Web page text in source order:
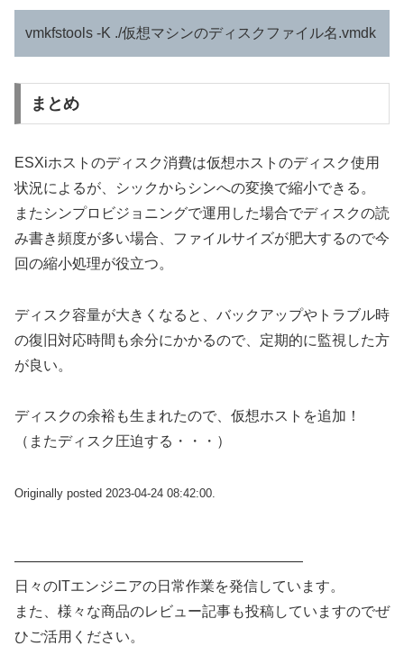
vmkfstools -K ./仮想マシンのディスクファイル名.vmdk
まとめ
ESXiホストのディスク消費は仮想ホストのディスク使用
状況によるが、シックからシンへの変換で縮小できる。
またシンプロビジョニングで運用した場合でディスクの読
み書き頻度が多い場合、ファイルサイズが肥大するので今
回の縮小処理が役立つ。
ディスク容量が大きくなると、バックアップやトラブル時
の復旧対応時間も余分にかかるので、定期的に監視した方
が良い。
ディスクの余裕も生まれたので、仮想ホストを追加！
（またディスク圧迫する・・・）
Originally posted 2023-04-24 08:42:00.
————————————————————
日々のITエンジニアの日常作業を発信しています。
また、様々な商品のレビュー記事も投稿していますのでぜ
ひご活用ください。